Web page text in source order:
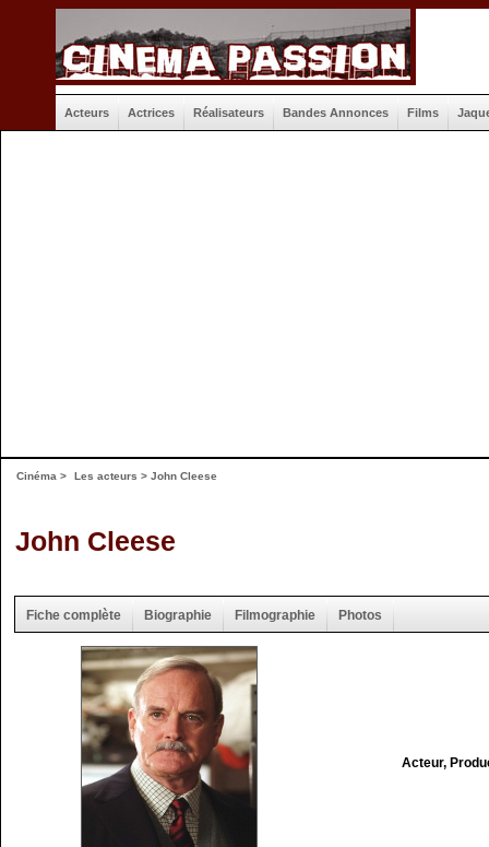
Acteurs Actrices Réalisateurs Bandes Annonces Films
Cinéma > Les acteurs > John Cleese
John Cleese
Fiche complète Biographie Filmographie Photos
Acteur,